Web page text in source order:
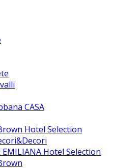
CASA
Hotel Selection
EMILIANA Hotel Selection